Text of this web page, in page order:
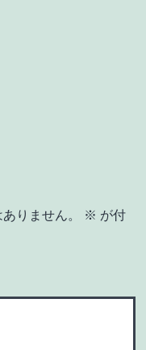
りません。 ※ が付